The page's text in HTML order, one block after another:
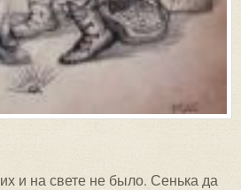
и на свете не было. Сенька да